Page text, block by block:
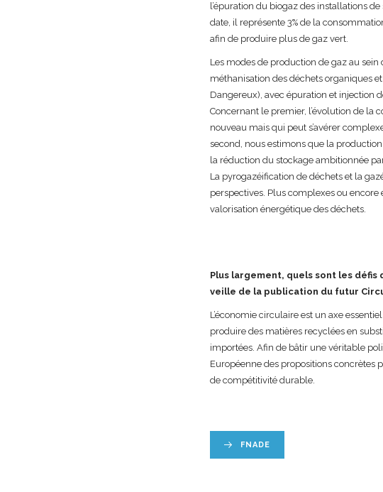
l’épuration du biogaz des installations
date, il représente 3% de la
afin de produire plus de gaz vert.
Les modes de production de gaz au
méthanisation des déchets organiques
Dangereux), avec épuration et injection
Concernant le premier, l’évolution de la
nouveau mais qui peut s’avérer
second, nous estimons que la
la réduction du stockage ambitionnée
La pyrogazéification de déchets et la
perspectives. Plus complexes ou
valorisation énergétique des déchets.
Plus largement, quels sont les défis
veille de la publication du futur
L’économie circulaire est un axe
produire des matières recyclées en
importées. Afin de bâtir une véritable
Européenne des propositions concrètes
de compétitivité durable.
FNADE